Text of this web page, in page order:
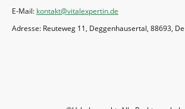
E-Mail: kontakt@vitalexpertin.de
Adresse: Reuteweg 11, Deggenhausertal, 88693,